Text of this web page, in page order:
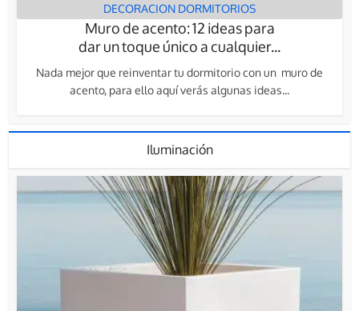
DECORACION DORMITORIOS
Muro de acento: 12 ideas para
dar un toque único a cualquier...
Nada mejor que reinventar tu dormitorio con un muro de
acento, para ello aquí verás algunas ideas...
Iluminación